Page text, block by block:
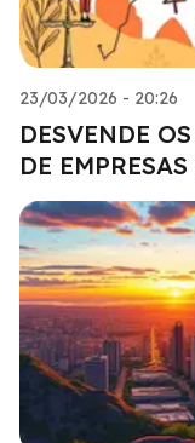
23/03/2026 - 20:26
DESVENDE
DE